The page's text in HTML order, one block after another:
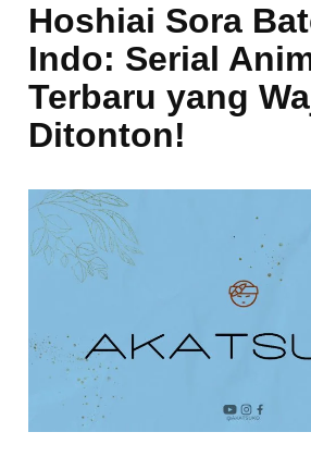
Hoshiai Sora
Indo: Serial
Terbaru yang
Ditonton!